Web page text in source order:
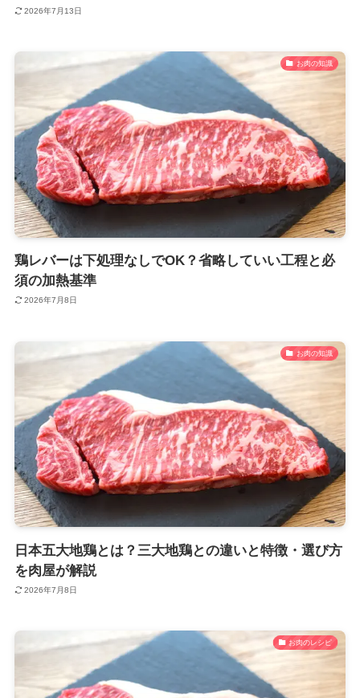
2026年7月13日
お肉の知識
鶏レバーは下処理なしでOK？省略していい工程と必
須の加熱基準
2026年7月8日
お肉の知識
日本五大地鶏とは？三大地鶏との違いと特徴・選び方
を肉屋が解説
2026年7月8日
お肉のレシピ